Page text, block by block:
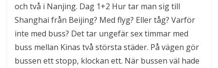
och två i Nanjing. Dag 1+2 Hur tar man sig till
Shanghai från Beijing? Med flyg? Eller tåg? Varför
inte med buss? Det tar ungefär sex timmar med
buss mellan Kinas två största städer. På vägen gör
bussen ett stopp, klockan ett. När bussen väl hade